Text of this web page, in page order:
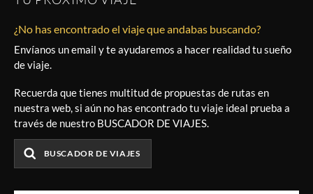
¿No has encontrado el viaje que andabas buscando?
Envíanos un email y te ayudaremos a hacer realidad tu sueño
de viaje.
Recuerda que tienes multitud de propuestas de rutas en
nuestra web, si aún no has encontrado tu viaje ideal prueba a
través de nuestro BUSCADOR DE VIAJES.
BUSCADOR DE VIAJES